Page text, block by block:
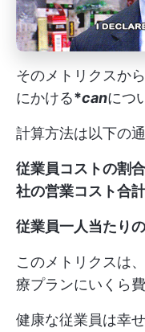
そのメトリクスか
にかける*canにつ
計算方法は以下の通
従業員コストの割
社の営業コスト合計
従業員一人当たり
このメトリクスは
療プランにいくら
健康な従業員は幸